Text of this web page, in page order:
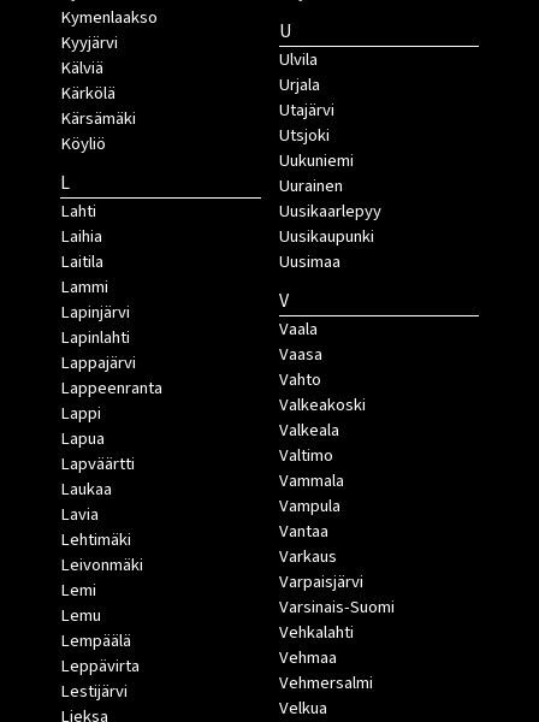
Kymenlaakso
Kyyjärvi
Kälviä
Kärkölä
Kärsämäki
Köyliö
L
Lahti
Laihia
Laitila
Lammi
Lapinjärvi
Lapinlahti
Lappajärvi
Lappeenranta
Lappi
Lapua
Lapväärtti
Laukaa
Lavia
Lehtimäki
Leivonmäki
Lemi
Lemu
Lempäälä
Leppävirta
Lestijärvi
Lieksa
U
Ulvila
Urjala
Utajärvi
Utsjoki
Uukuniemi
Uurainen
Uusikaarlepyy
Uusikaupunki
Uusimaa
V
Vaala
Vaasa
Vahto
Valkeakoski
Valkeala
Valtimo
Vammala
Vampula
Vantaa
Varkaus
Varpaisjärvi
Varsinais-Suomi
Vehkalahti
Vehmaa
Vehmersalmi
Velkua